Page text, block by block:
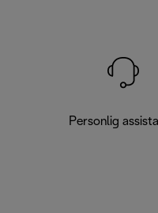
Personlig